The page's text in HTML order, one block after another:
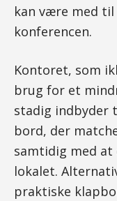
kan være med
konferencen.
Kontoret, som
brug for et
stadig indbyder
bord, der
samtidig med
lokalet.
praktiske